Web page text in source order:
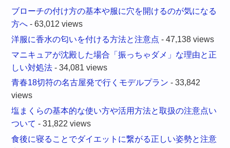
ブローチの付け方の基本や服に穴を開けるのが気になる
方へ - 63,012 views
洋服に香水の匂いを付ける方法と注意点 - 47,138 views
マニキュアが沈殿した場合「振っちゃダメ」な理由と正
しい対処法 - 34,081 views
青春18切符の名古屋発で行くモデルプラン - 33,842
views
塩まくらの基本的な使い方や活用方法と取扱の注意点い
ついて - 31,822 views
食後に寝ることでダイエットに繋がる正しい姿勢と注意